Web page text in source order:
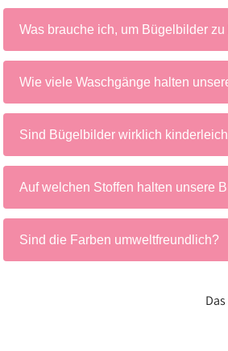
Was brauche ich, um Bügelbilder
Wie viele Waschgänge halten
Sind Bügelbilder wirklich
Auf welchen Stoffen halten unsere
Sind die Farben umweltfreundlich?